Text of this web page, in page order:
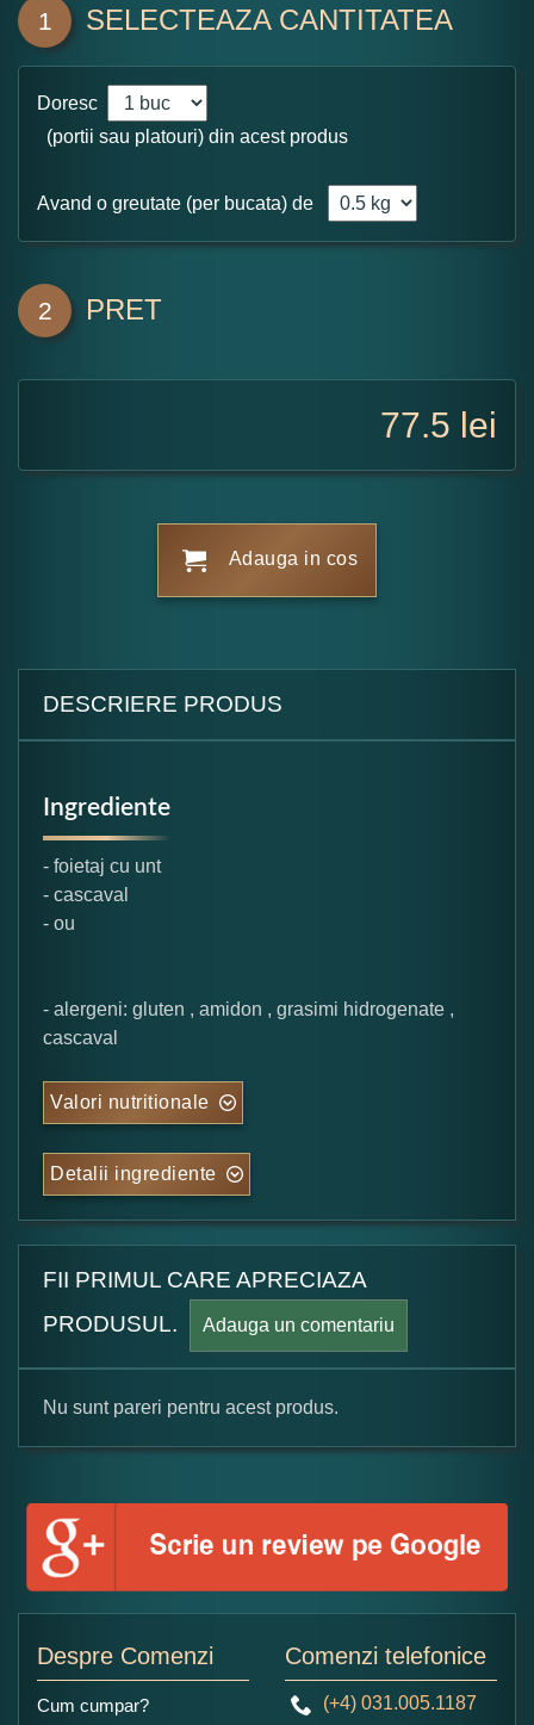
1 SELECTEAZA CANTITATEA
Doresc
(portii sau platouri) din acest produs
Avand o greutate (per bucata) de
2 PRET
77.5 lei
Adauga in cos
DESCRIERE PRODUS
Ingrediente
- foietaj cu unt
- cascaval
- ou
- alergeni: gluten , amidon , grasimi hidrogenate ,
cascaval
Valori nutritionale
Detalii ingrediente
FII PRIMUL CARE APRECIAZA
PRODUSUL.
Adauga un comentariu
Formular pareri client
Numele dumneavoastra:
Nu sunt pareri pentru acest produs.
Despre Comenzi
Cum cumpar?
Comenzi telefonice
(+4) 031.005.1187